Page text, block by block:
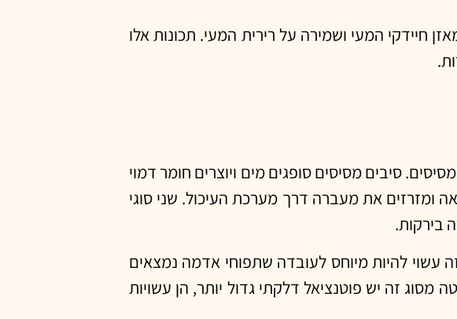
חיידקי המעי ושמירה על רירית המעי. תכונות אלו
סיבים מסיסים סופגים מים ויוצרים חומר דמוי
ומזרזים את מעברה דרך מערכת העיכול. שני סוגי
בירקות.
עשוי להיות מיוחס לעובדה שתפוחי אדמה נמצאים
מסוג זה יש פוטנציאל דלקתי גדול יותר, הן עשויות